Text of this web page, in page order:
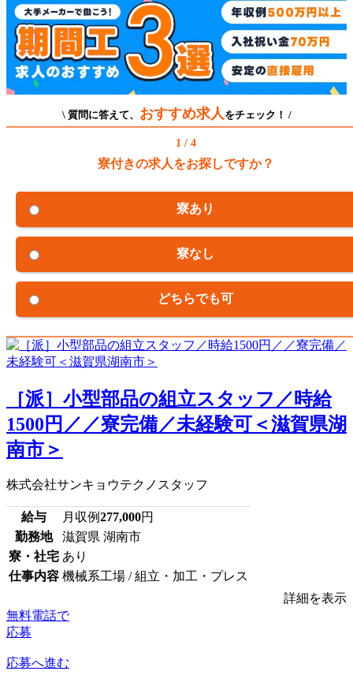
\ 質問に答えて、 おすすめ求人 をチェック！ /
1 / 4
寮付きの求人をお探しですか？
寮あり
寮なし
どちらでも可
［派］小型部品の組立スタッフ／時給
1500円／／寮完備／未経験可＜滋賀県湖
南市＞
株式会社サンキョウテクノスタッフ
給与 月収例277,000円
勤務地
滋賀県 湖南市
寮・社宅 あり
仕事内容 機械系工場 / 組立・加工・プレス
詳細を表示
無料電話で
応募
応募へ進む